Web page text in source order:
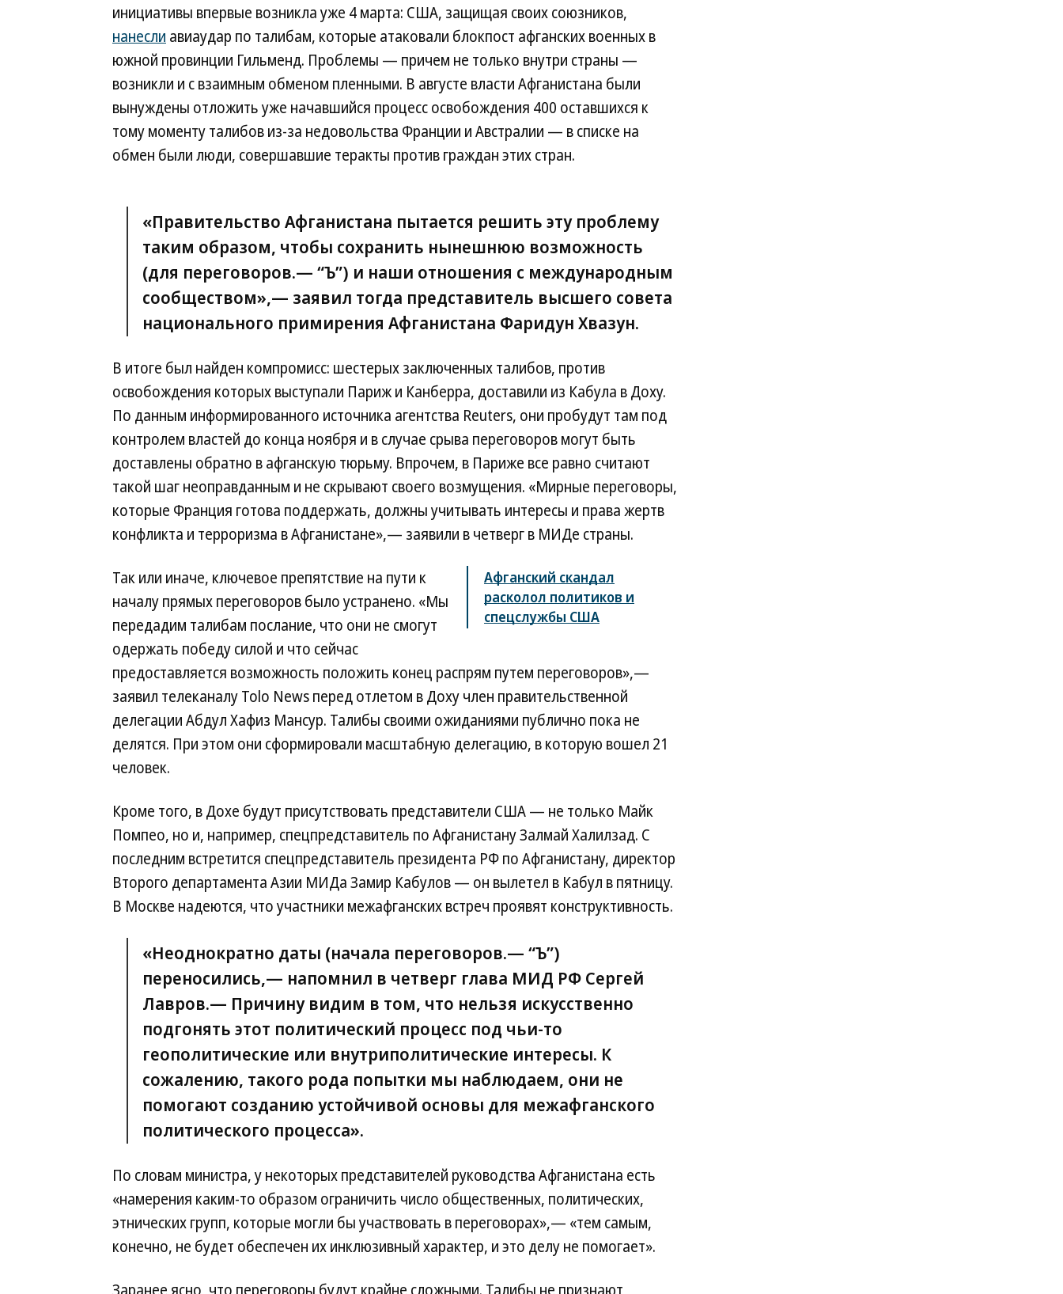
инициативы впервые возникла уже 4 марта: США, защищая своих союзников,
нанесли авиаудар по талибам, которые атаковали блокпост афганских военных в
южной провинции Гильменд. Проблемы — причем не только внутри страны —
возникли и с взаимным обменом пленными. В августе власти Афганистана были
вынуждены отложить уже начавшийся процесс освобождения 400 оставшихся к
тому моменту талибов из-за недовольства Франции и Австралии — в списке на
обмен были люди, совершавшие теракты против граждан этих стран.
«Правительство Афганистана пытается решить эту проблему
таким образом, чтобы сохранить нынешнюю возможность
(для переговоров.— “Ъ”) и наши отношения с международным
сообществом»,— заявил тогда представитель высшего совета
национального примирения Афганистана Фаридун Хвазун.
В итоге был найден компромисс: шестерых заключенных талибов, против
освобождения которых выступали Париж и Канберра, доставили из Кабула в Доху.
По данным информированного источника агентства Reuters, они пробудут там под
контролем властей до конца ноября и в случае срыва переговоров могут быть
доставлены обратно в афганскую тюрьму. Впрочем, в Париже все равно считают
такой шаг неоправданным и не скрывают своего возмущения. «Мирные переговоры,
которые Франция готова поддержать, должны учитывать интересы и права жертв
конфликта и терроризма в Афганистане»,— заявили в четверг в МИДе страны.
Афганский скандал
расколол политиков и
спецслужбы США
Так или иначе, ключевое препятствие на пути к
началу прямых переговоров было устранено. «Мы
передадим талибам послание, что они не смогут
одержать победу силой и что сейчас
предоставляется возможность положить конец распрям путем переговоров»,—
заявил телеканалу Tolo News перед отлетом в Доху член правительственной
делегации Абдул Хафиз Мансур. Талибы своими ожиданиями публично пока не
делятся. При этом они сформировали масштабную делегацию, в которую вошел 21
человек.
Кроме того, в Дохе будут присутствовать представители США — не только Майк
Помпео, но и, например, спецпредставитель по Афганистану Залмай Халилзад. С
последним встретится спецпредставитель президента РФ по Афганистану, директор
Второго департамента Азии МИДа Замир Кабулов — он вылетел в Кабул в пятницу.
В Москве надеются, что участники межафганских встреч проявят конструктивность.
«Неоднократно даты (начала переговоров.— “Ъ”)
переносились,— напомнил в четверг глава МИД РФ Сергей
Лавров.— Причину видим в том, что нельзя искусственно
подгонять этот политический процесс под чьи-то
геополитические или внутриполитические интересы. К
сожалению, такого рода попытки мы наблюдаем, они не
помогают созданию устойчивой основы для межафганского
политического процесса».
По словам министра, у некоторых представителей руководства Афганистана есть
«намерения каким-то образом ограничить число общественных, политических,
этнических групп, которые могли бы участвовать в переговорах»,— «тем самым,
конечно, не будет обеспечен их инклюзивный характер, и это делу не помогает».